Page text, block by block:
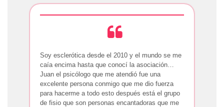
Soy esclerótica desde el 2010 y el mundo se me
caía encima hasta que conocí la asociación…
Juan el psicólogo que me atendió fue una
excelente persona conmigo que me dio fuerza
para hacerme a todo esto después está el grupo
de fisio que son personas encantadoras que me